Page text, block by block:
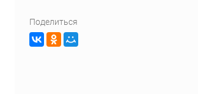
Поделиться